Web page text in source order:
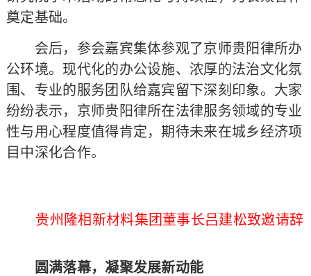
奠定基础。
会后，参会嘉宾集体参观了京师贵阳律所办
公环境。现代化的办公设施、浓厚的法治文化氛
围、专业的服务团队给嘉宾留下深刻印象。大家
纷纷表示，京师贵阳律所在法律服务领域的专业
性与用心程度值得肯定，期待未来在城乡经济项
目中深化合作。
贵州隆相新材料集团董事长吕建松致邀请辞
圆满落幕，凝聚发展新动能